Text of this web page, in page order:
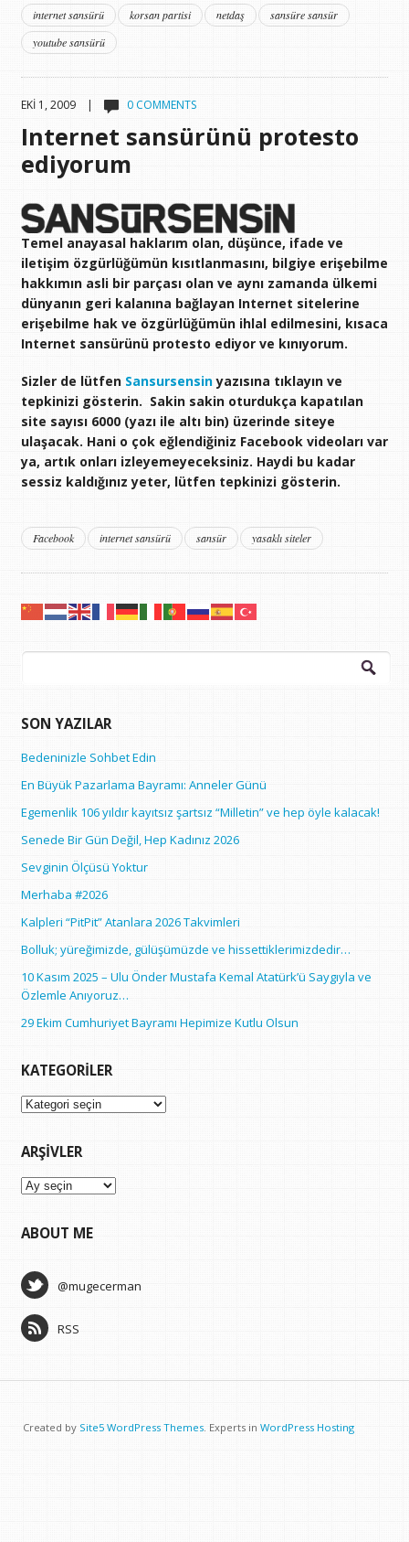
internet sansürü korsan partisi netdaş
sansüre sansür
youtube sansürü
EKI 1, 2009 | 0 COMMENTS
Internet sansürünü protesto
ediyorum
Temel anayasal haklarım olan, düşünce, ifade ve
iletişim özgürlüğümün kısıtlanmasını, bilgiye erişebilme
hakkımın asli bir parçası olan ve aynı zamanda ülkemi
dünyanın geri kalanına bağlayan Internet sitelerine
erişebilme hak ve özgürlüğümün ihlal edilmesini, kısaca
Internet sansürünü protesto ediyor ve kınıyorum.
Sizler de lütfen Sansursensinyazısına tıklayın ve
tepkinizi gösterin. Sakin sakin oturdukça kapatılan
site sayısı 6000 (yazı ile altı bin) üzerinde siteye
ulaşacak. Hani o çok eğlendiğiniz Facebook videoları var
ya, artık onları izleyemeyeceksiniz. Haydi bu kadar
sessiz kaldığınız yeter, lütfen tepkinizi gösterin.
Facebook internet sansürü sansür yasaklı siteler
Arama:
SON YAZILAR
Bedeninizle Sohbet Edin
En Büyük Pazarlama Bayramı: Anneler Günü
Egemenlik 106 yıldır kayıtsız şartsız “Milletin” ve hep öyle kalacak!
Senede Bir Gün Değil, Hep Kadınız 2026
Sevginin Ölçüsü Yoktur
Merhaba #2026
Kalpleri “PitPit” Atanlara 2026 Takvimleri
Bolluk; yüreğimizde, gülüşümüzde ve hissettiklerimizdedir…
10 Kasım 2025 – Ulu Önder Mustafa Kemal Atatürk’ü Saygıyla ve
Özlemle Anıyoruz…
29 Ekim Cumhuriyet Bayramı Hepimize Kutlu Olsun
KATEGORILER
Kategoriler
ARŞIVLER
Arşivler
ABOUT ME
@mugecerman
RSS
Created by Site5 WordPress Themes. Experts in WordPress Hosting